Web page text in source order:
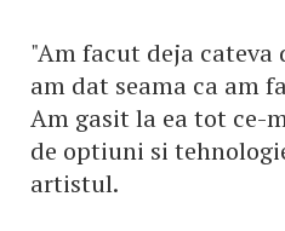
"Am facut deja
am dat seama ca am
Am gasit la ea tot ce-
de optiuni si
artistul.